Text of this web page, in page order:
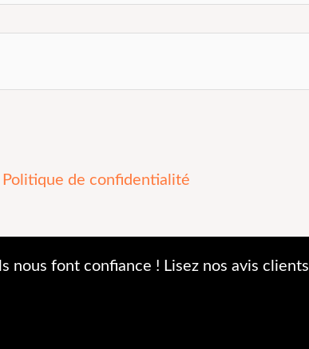
Politique de confidentialité
Ils nous font confiance ! Lisez nos avis clients